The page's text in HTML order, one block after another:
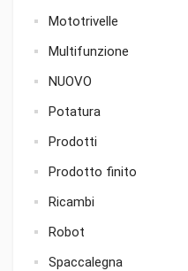
Mototrivelle
Multifunzione
NUOVO
Potatura
Prodotti
Prodotto finito
Ricambi
Robot
Spaccalegna